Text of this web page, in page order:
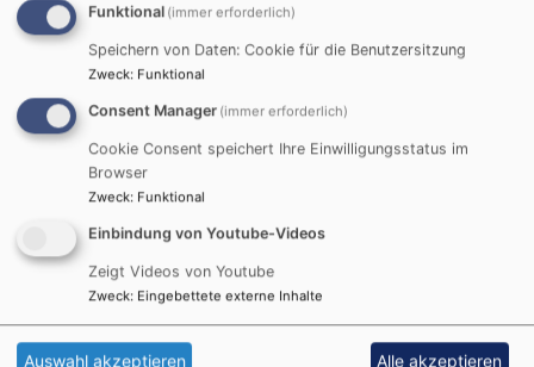
Bildrechte Günther Sternberg
den Weg gemacht: Zwölf
Pilgerinnen und Pilger, begleitet von Günther Sternberg
und Annette Scherer. In sieben Tagen pilgerte die
Gruppe die ersten rund hundert Kilometer auf dem
wohl bekanntesten Jakobsweg, dem Camino Francés.
Vom Startpunkt im französischen Ort Saint Jean Pied
de Port ging es über die Pyrenäen nach Spanien und
dort bis Estella. Die Reise stand unter dem
Leitgedanken „Aufbrechen und den eigenen Weg
Funktional (immer erforderlich)
Speichern von Daten: Cookie für die Benutzersitzung
Zweck: Funktional
Consent Manager (immer erforderlich)
Cookie Consent speichert Ihre Einwilligungsstatus im
Browser
Zweck: Funktional
Einbindung von Youtube-Videos
Zeigt Videos von Youtube
Zweck: Eingebettete externe Inhalte
Auswahl akzeptieren Alle akzeptieren